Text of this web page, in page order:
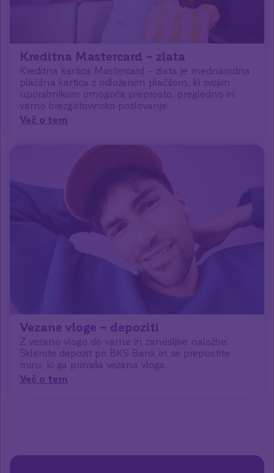
Kreditna Mastercard – zlata
Kreditna kartica Mastercard – zlata je mednarodna
plačilna kartica z odloženim plačilom, ki svojim
uporabnikom omogoča preprosto, pregledno in
varno brezgotovinsko poslovanje.
Več o tem
Vezane vloge – depoziti
Z vezano vlogo do varne in zanesljive naložbe.
Sklenite depozit pri BKS Bank in se prepustite
miru, ki ga prinaša vezana vloga.
Več o tem